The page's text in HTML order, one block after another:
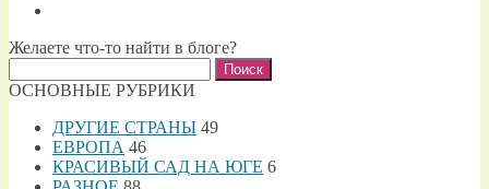
Желаете что-то найти в блоге?
ОСНОВНЫЕ РУБРИКИ
ДРУГИЕ СТРАНЫ 49
ЕВРОПА 46
КРАСИВЫЙ САД НА ЮГЕ 6